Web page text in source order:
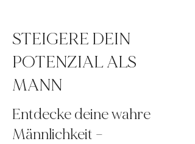
STEIGERE DEIN
POTENZIAL ALS
MANN
Entdecke deine wahre
Männlichkeit –